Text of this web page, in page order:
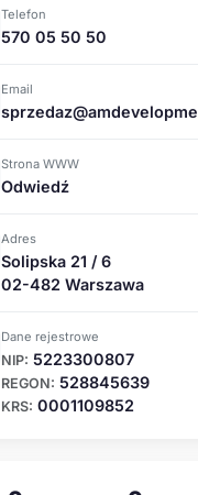
Telefon
570 05 50 50
Email
Strona WWW
Odwiedź
Adres
Solipska 21 / 6
02-482 Warszawa
Dane rejestrowe
NIP: 5223300807
REGON: 528845639
KRS: 0001109852